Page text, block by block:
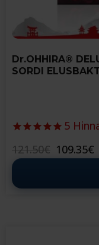
Dr.OHHIRA®
SORDI
5
121.50€ Algne
hind
121.50€.
109.35€